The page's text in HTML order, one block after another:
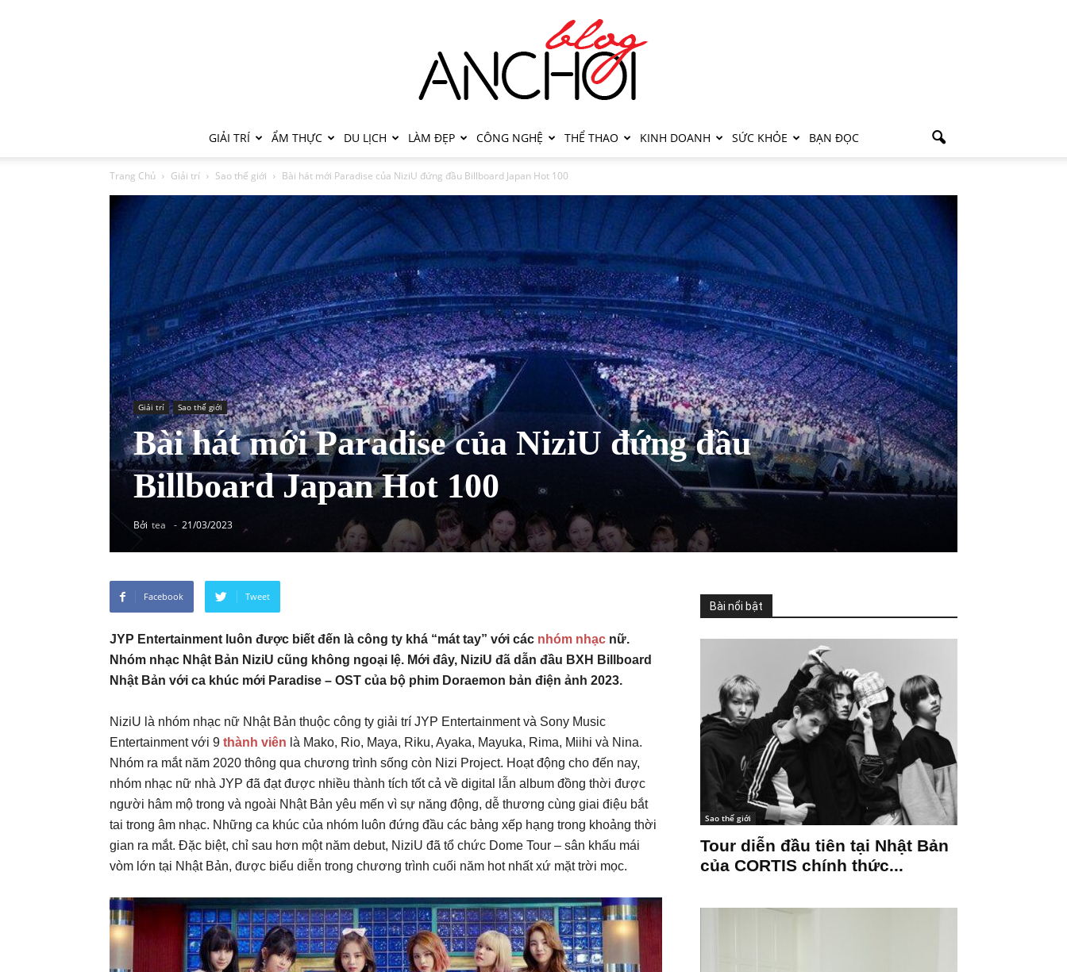
GIẢI TRÍ ẨM THỰC DU LỊCH LÀM ĐẸP CÔNG NGHỆ THỂ THAO KINH DOANH SỨC KHỎE BẠN ĐỌC
Trang Chủ Giải trí Sao thế giới Bài hát mới Paradise của NiziU đứng đầu Billboard Japan Hot 100
Giải trí Sao thế giới
Bài hát mới Paradise của NiziU đứng đầu
Billboard Japan Hot 100
Bởi tea - 21/03/2023
Facebook Tweet
JYP Entertainment luôn được biết đến là công ty khá “mát tay” với các nhóm nhạc nữ.
Nhóm nhạc Nhật Bản NiziU cũng không ngoại lệ. Mới đây, NiziU đã dẫn đầu BXH Billboard
Nhật Bản với ca khúc mới Paradise – OST của bộ phim Doraemon bản điện ảnh 2023.
NiziU là nhóm nhạc nữ Nhật Bản thuộc công ty giải trí JYP Entertainment và Sony Music
Entertainment với 9 thành viên là Mako, Rio, Maya, Riku, Ayaka, Mayuka, Rima, Miihi và Nina.
Nhóm ra mắt năm 2020 thông qua chương trình sống còn Nizi Project. Hoạt động cho đến nay,
nhóm nhạc nữ nhà JYP đã đạt được nhiều thành tích tốt cả về digital lẫn album đồng thời được
người hâm mộ trong và ngoài Nhật Bản yêu mến vì sự năng động, dễ thương cùng giai điệu bắt
tai trong âm nhạc. Những ca khúc của nhóm luôn đứng đầu các bảng xếp hạng trong khoảng thời
gian ra mắt. Đặc biệt, chỉ sau hơn một năm debut, NiziU đã tổ chức Dome Tour – sân khấu mái
vòm lớn tại Nhật Bản, được biểu diễn trong chương trình cuối năm hot nhất xứ mặt trời mọc.
Bài nổi bật
Sao thế giới
Tour diễn đầu tiên tại Nhật Bản
của CORTIS chính thức...